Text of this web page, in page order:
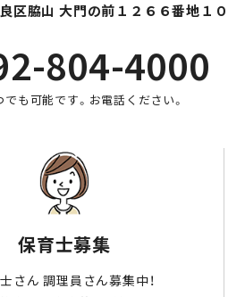
区脇山 大門の前１２６６番地１０
804-4000
も可能です。お電話ください。
保育士募集
さん 調理員さん募集中！